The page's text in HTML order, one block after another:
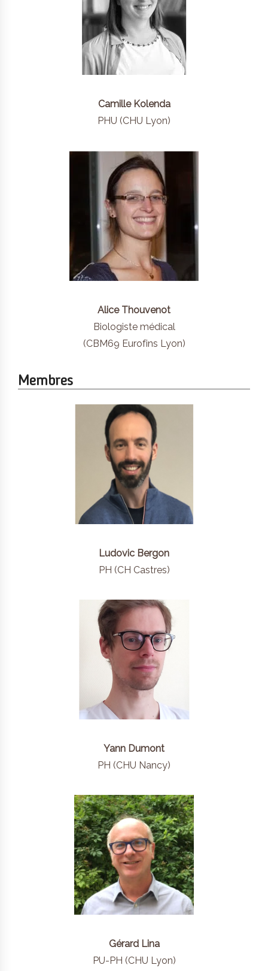
Camille Kolenda
PHU (CHU Lyon)
Alice Thouvenot
Biologiste médical
(CBM69 Eurofins Lyon)
Membres
Ludovic Bergon
PH (CH Castres)
Yann Dumont
PH (CHU Nancy)
Gérard Lina
PU-PH (CHU Lyon)